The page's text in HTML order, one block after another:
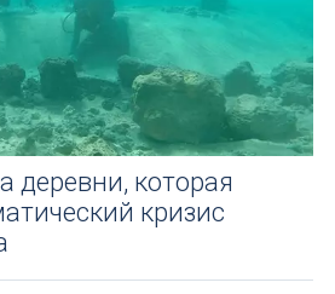
деревни, которая
кризис